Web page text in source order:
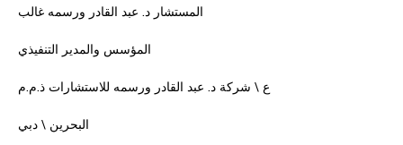
المستشار د. عبد القادر ورسمه غالب
المؤسس والمدير التنفيذي
ع \ شركة د. عبد القادر ورسمه للاستشارات ذ.م.م
البحرين \ دبي